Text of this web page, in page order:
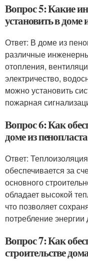
Вопрос 5: Какие
установить в
Ответ: В доме из
различные
отопления,
электричество,
можно установить
пожарная
Вопрос 6: Как
доме из
Ответ:
обеспечивается за
основного
обладает высокой
что позволяет
потребление
Вопрос 7: Как
строительстве